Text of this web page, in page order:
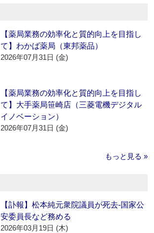
【薬局業務の効率化と質的向上を目指し
て】わかば薬局（東邦薬品）
2026年07月31日 (金)
【薬局業務の効率化と質的向上を目指し
て】大手薬局笹崎店（三菱電機デジタル
イノベーション）
2026年07月31日 (金)
もっと見る »
【訃報】松本純元衆院議員が死去‐国家公
安委員長など務める
2026年03月19日 (木)